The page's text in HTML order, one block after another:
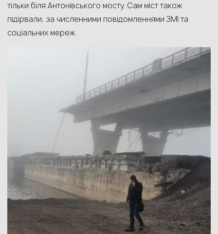
тільки біля Антонівського мосту. Сам міст також
підірвали, за численними повідомленнями ЗМІ та
соціальних мереж.